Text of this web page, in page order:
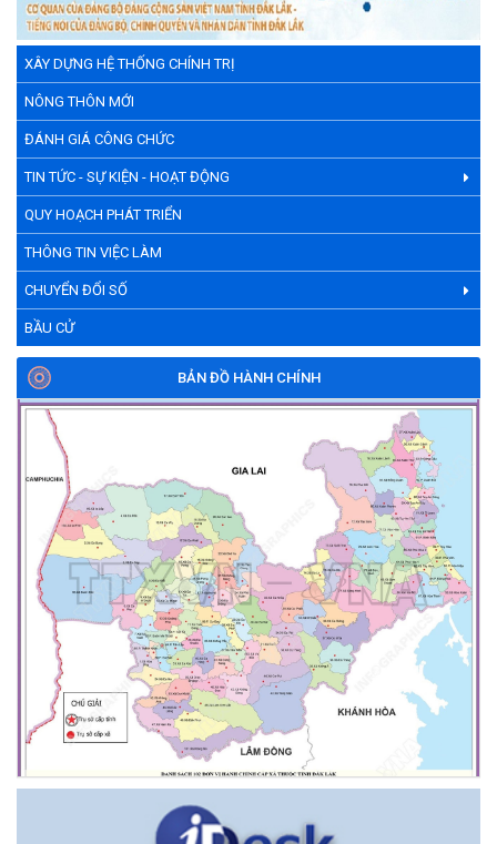
XÂY DỰNG HỆ THỐNG CHÍNH TRỊ
NÔNG THÔN MỚI
ĐÁNH GIÁ CÔNG CHỨC
TIN TỨC - SỰ KIỆN - HOẠT ĐỘNG
QUY HOẠCH PHÁT TRIỂN
THÔNG TIN VIỆC LÀM
CHUYỂN ĐỔI SỐ
BẦU CỬ
BẢN ĐỒ HÀNH CHÍNH
ỦY BAN MẶT TRẬN TỔ QUỐC VIỆT NAM XÃ EA NING TỔ CHỨC
HỘI NGHỊ GIÁM SÁT VỀ CÔNG TÁC RÀ SOÁT HỘ NGHÈO, HỘ
CẬN NGHÈO NĂM 2025.
(31/07/2026)
KỲ HỌP CHUYÊN ĐỀ LẦN THỨ NHẤT HỘI ĐỒNG NHÂN DÂN XÃ
EA NING KHÓA V NHIỆM KỲ 2026 – 2031.
(30/07/2026)